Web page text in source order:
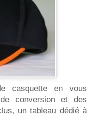
casquette en vous
conversion et des
un tableau dédié à